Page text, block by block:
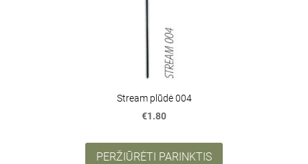
Stream plūdė 004
€1.80
PERŽIŪRĖTI PARINKTIS